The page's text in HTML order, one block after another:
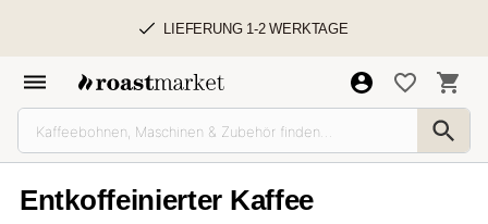
LIEFERUNG 1-2 WERKTAGE
Entkoffeinierter Kaffee